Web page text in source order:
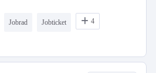
Jobrad Jobticket 4